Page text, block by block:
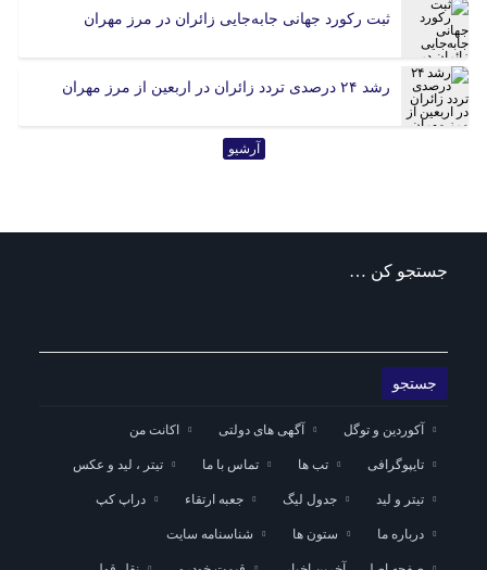
کهگیلویه و بویر احمد
گیلان
مازندران
هرمزگان همدان
یزد
ثبت رکورد جهانی جابه‌جایی زائران در مرز مهران
رشد ۲۴ درصدی تردد زائران در اربعین از مرز مهران
آرشیو
جستجو کن …
آکوردین و توگل آگهی های دولتی اکانت من
تایپوگرافی تب ها تماس با ما تیتر ، لید و عکس
تیتر و لید جدول لیگ جعبه ارتقاء دراپ کپ
درباره ما ستون ها شناسنامه سایت